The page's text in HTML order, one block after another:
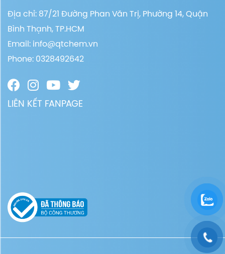
Địa chỉ: 87/21 Đường Phan Văn Trị, Phường 14, Quận
Bình Thạnh, TP.HCM
Email: info@qtchem.vn
Phone: 0328492642
LIÊN KẾT FANPAGE